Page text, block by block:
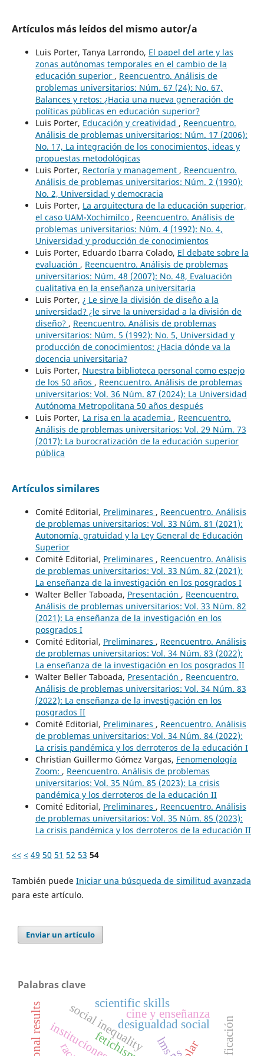
Artículos más leídos del mismo autor/a
Luis Porter, Tanya Larrondo, El papel del arte y las
zonas autónomas temporales en el cambio de la
educación superior , Reencuentro. Análisis de
problemas universitarios: Núm. 67 (24): No. 67,
Balances y retos: ¿Hacia una nueva generación de
políticas públicas en educación superior?
Luis Porter, Educación y creatividad , Reencuentro.
Análisis de problemas universitarios: Núm. 17 (2006):
No. 17, La integración de los conocimientos, ideas y
propuestas metodológicas
Luis Porter, Rectoría y management , Reencuentro.
Análisis de problemas universitarios: Núm. 2 (1990):
No. 2, Universidad y democracia
Luis Porter, La arquitectura de la educación superior,
el caso UAM-Xochimilco , Reencuentro. Análisis de
problemas universitarios: Núm. 4 (1992): No. 4,
Universidad y producción de conocimientos
Luis Porter, Eduardo Ibarra Colado, El debate sobre la
evaluación , Reencuentro. Análisis de problemas
universitarios: Núm. 48 (2007): No. 48, Evaluación
cualitativa en la enseñanza universitaria
Luis Porter, ¿ Le sirve la división de diseño a la
universidad? ¿le sirve la universidad a la división de
diseño? , Reencuentro. Análisis de problemas
universitarios: Núm. 5 (1992): No. 5, Universidad y
producción de conocimientos: ¿Hacia dónde va la
docencia universitaria?
Luis Porter, Nuestra biblioteca personal como espejo
de los 50 años , Reencuentro. Análisis de problemas
universitarios: Vol. 36 Núm. 87 (2024): La Universidad
Autónoma Metropolitana 50 años después
Luis Porter, La risa en la academia , Reencuentro.
Análisis de problemas universitarios: Vol. 29 Núm. 73
(2017): La burocratización de la educación superior
pública
Artículos similares
Comité Editorial, Preliminares , Reencuentro. Análisis
de problemas universitarios: Vol. 33 Núm. 81 (2021):
Autonomía, gratuidad y la Ley General de Educación
Superior
Comité Editorial, Preliminares , Reencuentro. Análisis
de problemas universitarios: Vol. 33 Núm. 82 (2021):
La enseñanza de la investigación en los posgrados I
Walter Beller Taboada, Presentación , Reencuentro.
Análisis de problemas universitarios: Vol. 33 Núm. 82
(2021): La enseñanza de la investigación en los
posgrados I
Comité Editorial, Preliminares , Reencuentro. Análisis
de problemas universitarios: Vol. 34 Núm. 83 (2022):
La enseñanza de la investigación en los posgrados II
Walter Beller Taboada, Presentación , Reencuentro.
Análisis de problemas universitarios: Vol. 34 Núm. 83
(2022): La enseñanza de la investigación en los
posgrados II
Comité Editorial, Preliminares , Reencuentro. Análisis
de problemas universitarios: Vol. 34 Núm. 84 (2022):
La crisis pandémica y los derroteros de la educación I
Christian Guillermo Gómez Vargas, Fenomenología
Zoom: , Reencuentro. Análisis de problemas
universitarios: Vol. 35 Núm. 85 (2023): La crisis
pandémica y los derroteros de la educación II
Comité Editorial, Preliminares , Reencuentro. Análisis
de problemas universitarios: Vol. 35 Núm. 85 (2023):
La crisis pandémica y los derroteros de la educación II
<< < 49 50 51 52 53 54
También puede Iniciar una búsqueda de similitud avanzada
para este artículo.
Enviar un artículo
Palabras clave
fetichismo
social inequalitydesigualdad social
instituciones
cine y enseñanza
scientific skills
lms